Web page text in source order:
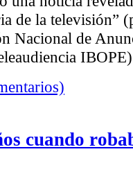
de la televisión”
Nacional de
cuando